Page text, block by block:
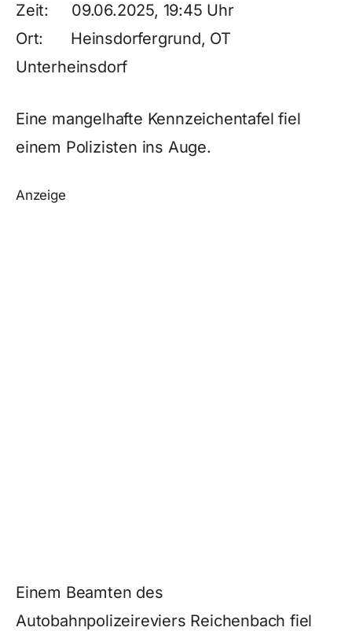
Zeit: 09.06.2025, 19:45 Uhr
Ort: Heinsdorfergrund, OT
Unterheinsdorf
Eine mangelhafte Kennzeichentafel fiel
einem Polizisten ins Auge.
Anzeige
Einem Beamten des
Autobahnpolizeireviers Reichenbach fiel